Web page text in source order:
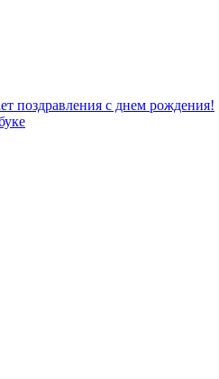
поздравления с днем рождения!